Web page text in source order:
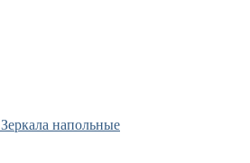
Зеркала напольные